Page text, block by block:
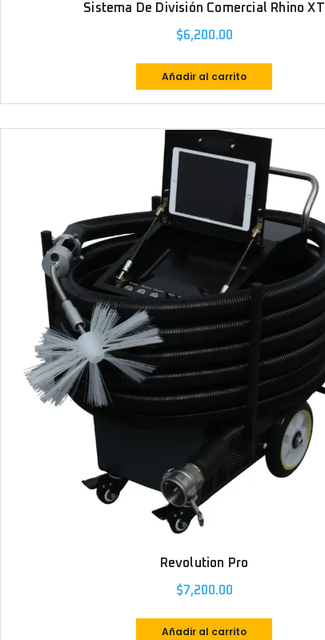
Sistema De División Comercial Rhino XT
$6,200.00
Añadir al carrito
Revolution Pro
$7,200.00
Añadir al carrito